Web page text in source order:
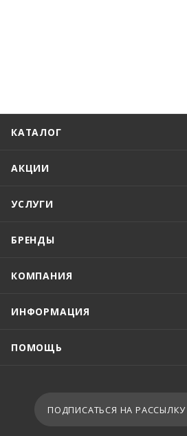
КАТАЛОГ
АКЦИИ
УСЛУГИ
БРЕНДЫ
КОМПАНИЯ
ИНФОРМАЦИЯ
ПОМОЩЬ
ПОДПИСАТЬСЯ НА РАССЫЛКУ